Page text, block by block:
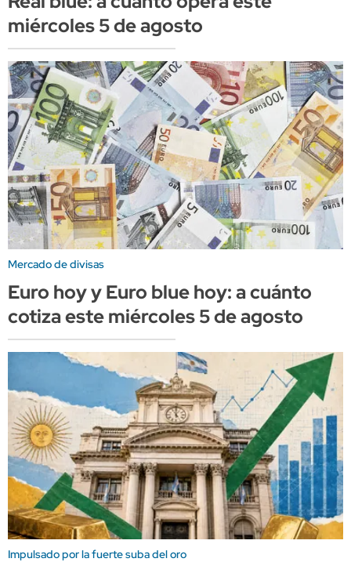
miércoles 5 de agosto
Mercado de divisas
Euro hoy y Euro blue hoy: a cuánto
cotiza este miércoles 5 de agosto
Impulsado por la fuerte suba del oro